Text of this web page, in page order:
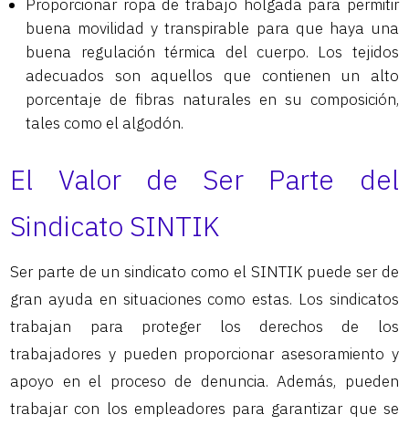
Proporcionar ropa de trabajo holgada para permitir
buena movilidad y transpirable para que haya una
buena regulación térmica del cuerpo. Los tejidos
adecuados son aquellos que contienen un alto
porcentaje de fibras naturales en su composición,
tales como el algodón.
El Valor de Ser Parte del
Sindicato SINTIK
Ser parte de un sindicato como el SINTIK puede ser de
gran ayuda en situaciones como estas. Los sindicatos
trabajan para proteger los derechos de los
trabajadores y pueden proporcionar asesoramiento y
apoyo en el proceso de denuncia. Además, pueden
trabajar con los empleadores para garantizar que se